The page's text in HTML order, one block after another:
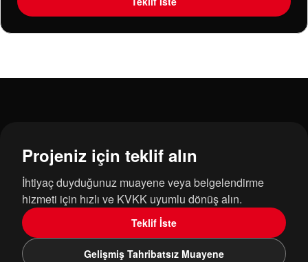
Projeniz için teklif alın
İhtiyaç duyduğunuz muayene veya belgelendirme
hizmeti için hızlı ve KVKK uyumlu dönüş alın.
Teklif İste
Gelişmiş Tahribatsız Muayene